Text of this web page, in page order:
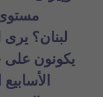
لبنان؟ يرى
يكونون